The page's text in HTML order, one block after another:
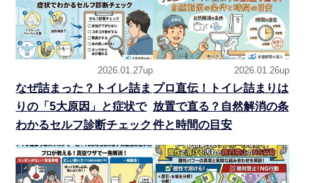
2026.01.27up
なぜ詰まった？トイレ詰ま
りの「5大原因」と症状で
わかるセルフ診断チェック
2026.01.26up
プロ直伝！トイレ詰まりは
放置で直る？自然解消の条
件と時間の目安